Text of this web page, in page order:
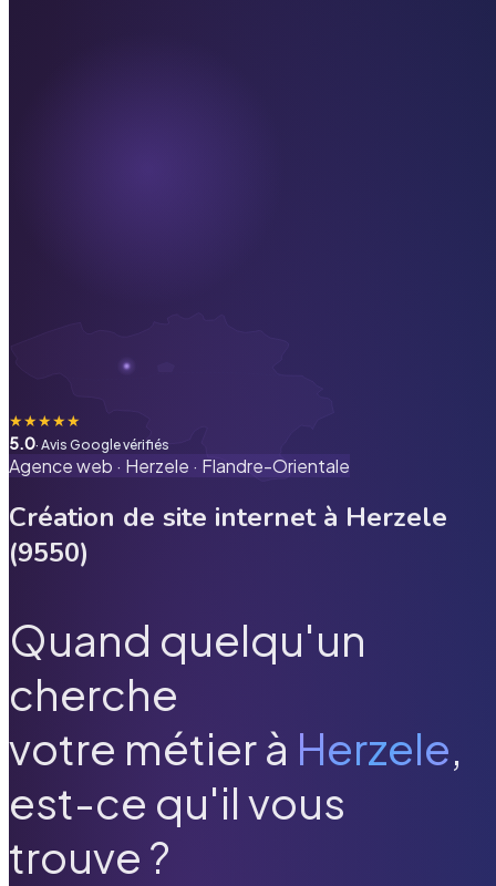
★★★★★
5.0· Avis Google vérifiés
Agence web · Herzele · Flandre-Orientale
Création de site internet à Herzele
(9550)
Quand quelqu'un
cherche
votre métier à Herzele,
est-ce qu'il vous
trouve ?